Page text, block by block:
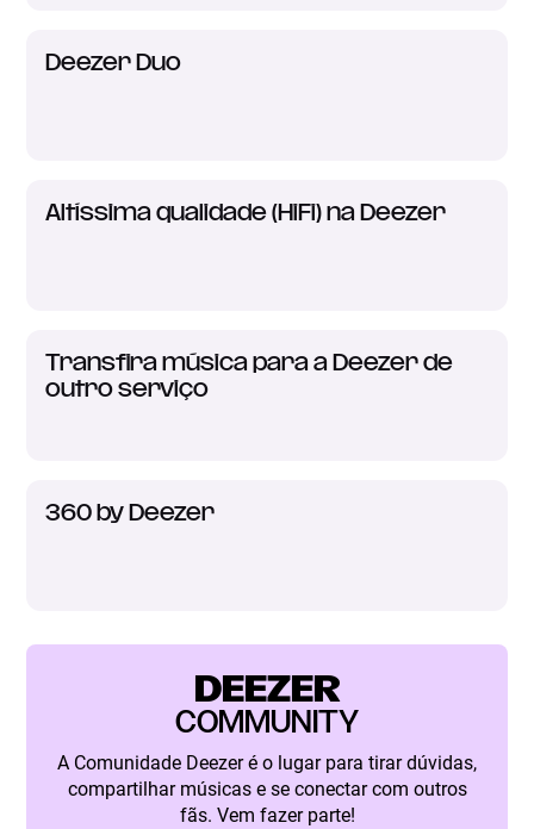
Deezer Duo
Altíssima qualidade (HiFi) na Deezer
Transfira música para a Deezer de
outro serviço
360 by Deezer
DEEZER
COMMUNITY
A Comunidade Deezer é o lugar para tirar dúvidas,
compartilhar músicas e se conectar com outros
fãs. Vem fazer parte!